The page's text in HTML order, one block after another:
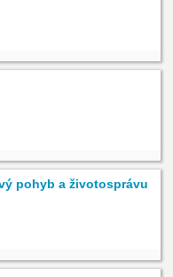
pohyb a životosprávu